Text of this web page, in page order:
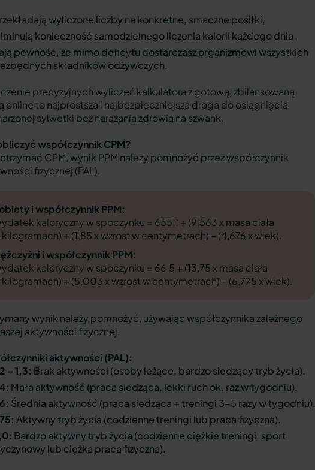
wyliczone liczby na konkretne, smaczne posiłki,
konieczność samodzielnego liczenia kalorii każdego dnia,
pewność, że mimo deficytu dostarczasz organizmowi wszystkich
składników odżywczych.
precyzyjnych wyliczeń kalkulatora z gotową, zbilansowaną
online to najprostsza i najbezpieczniejsza droga do osiągnięcia
sylwetki bez narażania zdrowia na szwank.
współczynnik CPM?
CPM, wynik PPM należy pomnożyć przez współczynnik
fizycznej (PAL).
i współczynnik PPM:
kaloryczny w spoczynku = 655,1 + (9,563 x masa ciała
+ (1,85 x wzrost w centymetrach) – (4,676 x wiek).
i współczynnik PPM:
kaloryczny w spoczynku = 66,5 + (13,75 x masa ciała
kilogramach) + (5,003 x wzrost w centymetrach) – (6,775 x wiek).
wynik należy pomnożyć, używając współczynnika zależnego
aktywności fizycznej.
aktywności (PAL):
– 1,3: Brak aktywności (osoby leżące, bardzo siedzący tryb życia).
Mała aktywność (praca siedząca, lekki ruch ok. raz w tygodniu).
Średnia aktywność (praca siedząca + treningi 3–5 razy w tygodniu).
Aktywny tryb życia (codzienne treningi lub praca fizyczna).
Bardzo aktywny tryb życia (codzienne ciężkie treningi, sport
lub ciężka praca fizyczna).